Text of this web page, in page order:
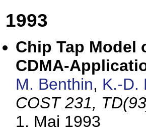
1993
Chip Tap Model
CDMA-
M. Benthin, K.-D.
COST 231,
1. Mai 1993